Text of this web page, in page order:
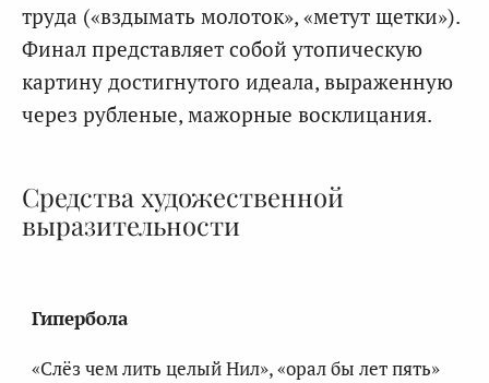
труда («вздымать молоток», «метут щетки»).
Финал представляет собой утопическую
картину достигнутого идеала, выраженную
через рубленые, мажорные восклицания.
Средства художественной
выразительности
Гипербола
«Слёз чем лить целый Нил», «орал бы лет пять»